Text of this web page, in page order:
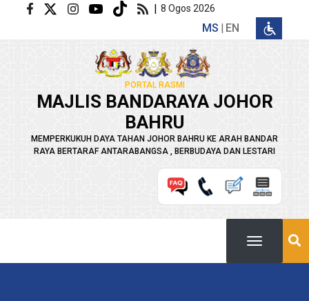
Langkau ke kandungan utama | 8 Ogos 2026
MS EN
PORTAL RASMI
MAJLIS BANDARAYA JOHOR
BAHRU
MEMPERKUKUH DAYA TAHAN JOHOR BAHRU KE ARAH BANDAR
RAYA BERTARAF ANTARABANGSA , BERBUDAYA DAN LESTARI